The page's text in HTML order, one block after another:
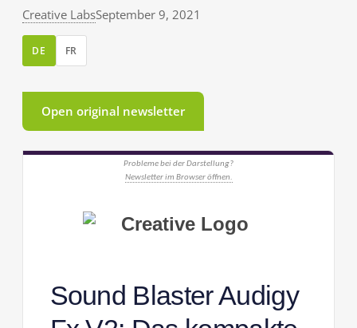
Creative LabsSeptember 9, 2021
DE FR
Open original newsletter